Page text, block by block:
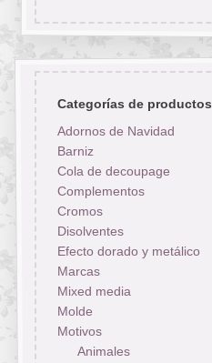
Categorías de productos
Adornos de Navidad
Barniz
Cola de decoupage
Complementos
Cromos
Disolventes
Efecto dorado y metálico
Marcas
Mixed media
Molde
Motivos
Animales